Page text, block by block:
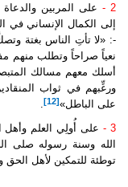
2 -
على المربين
إلى الكمال الإنساني في
-: «لا تأتِ الناس بغتة
نعياً صراحاً وتطلب منهم
أسلك معهم مسالك
ورغِّبهم في ثواب
على الباطل»[12]
.
3 - على أُولِي العلم وأهل
الله وسنة رسوله صلى
توطئة للتمكين لأهل الحق